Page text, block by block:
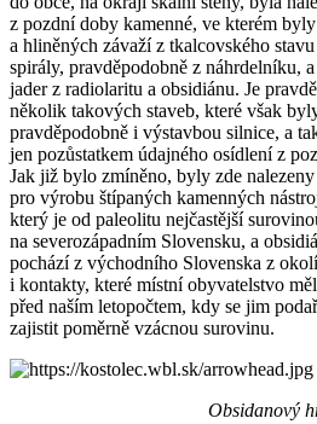
z pozdní doby kamenné, ve kterém
a hliněných závaží z tkalcovského
spirály, pravděpodobně z náhrdelníku,
jader z radiolaritu a obsidiánu. Je
několik takových staveb, které však
pravděpodobně i výstavbou silnice, a
jen pozůstatkem údajného osídlení z
Jak již bylo zmíněno, byly zde
pro výrobu štípaných kamenných
který je od paleolitu nejčastější
na severozápadním Slovensku, a
pochází z východního Slovenska z
i kontakty, které místní obyvatelstvo
před naším letopočtem, kdy se jim
zajistit poměrně vzácnou surovinu.
Obsidanový